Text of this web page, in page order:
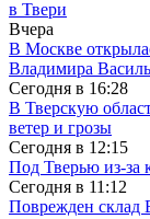
в Твери
Вчера
В Москве
Владимира
Сегодня в 16:28
В Тверскую
ветер и грозы
Сегодня в 12:15
Под Тверью из-за
Сегодня в 11:12
Поврежден склад